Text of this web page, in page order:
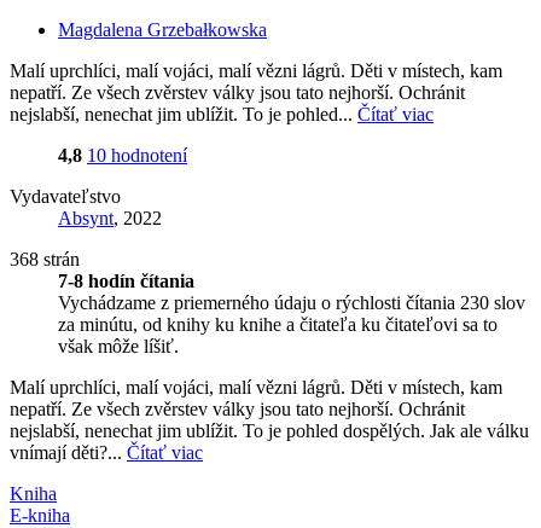
Magdalena Grzebałkowska
Malí uprchlíci, malí vojáci, malí vězni lágrů. Děti v místech, kam
nepatří. Ze všech zvěrstev války jsou tato nejhorší. Ochránit
nejslabší, nenechat jim ublížit. To je pohled... Čítať viac
4,8 10 hodnotení
Vydavateľstvo
Absynt, 2022
368 strán
7-8 hodín čítania
Vychádzame z priemerného údaju o rýchlosti čítania 230 slov
za minútu, od knihy ku knihe a čitateľa ku čitateľovi sa to
však môže líšiť.
Malí uprchlíci, malí vojáci, malí vězni lágrů. Děti v místech, kam
nepatří. Ze všech zvěrstev války jsou tato nejhorší. Ochránit
nejslabší, nenechat jim ublížit. To je pohled dospělých. Jak ale válku
vnímají děti?... Čítať viac
Kniha
E-kniha